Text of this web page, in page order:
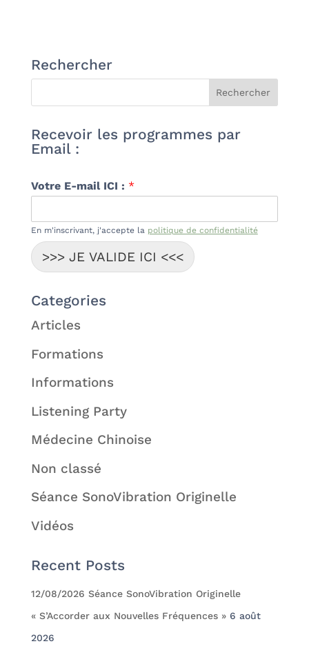
Rechercher
Recevoir les programmes par
Email :
Votre E-mail ICI : *
En m'inscrivant, j'accepte la politique de confidentialité
>>> JE VALIDE ICI <<<
Categories
Articles
Formations
Informations
Listening Party
Médecine Chinoise
Non classé
Séance SonoVibration Originelle
Vidéos
Recent Posts
12/08/2026 Séance SonoVibration Originelle
« S’Accorder aux Nouvelles Fréquences » 6 août
2026